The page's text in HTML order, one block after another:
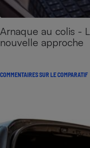
Arnaque au colis -
nouvelle approche
COMMENTAIRES SUR LE COMPARATIF